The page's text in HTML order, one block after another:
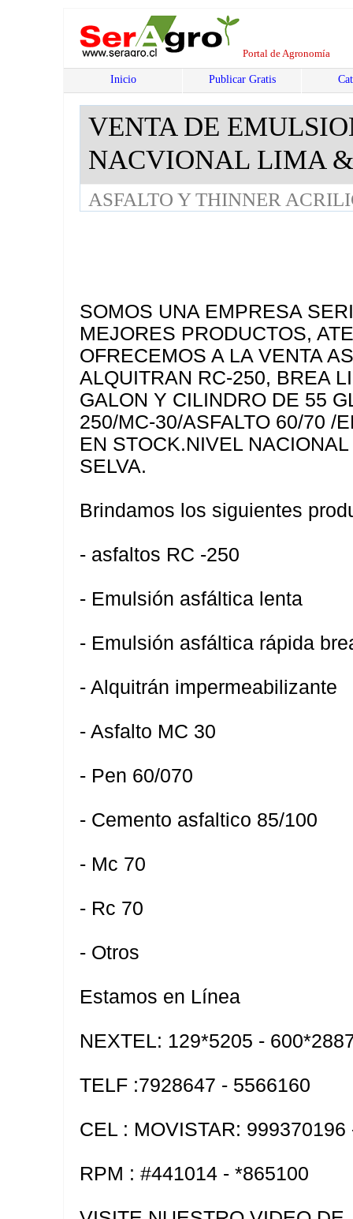
Portal de Agronomía
Inicio Publicar Gratis
VENTA DE
NACVIONAL LIMA
ASFALTO Y THINNER
SOMOS UNA EMPRESA
MEJORES PRODUCTOS,
OFRECEMOS A LA VENTA
ALQUITRAN RC-250, BREA
GALON Y CILINDRO DE 55
250/MC-30/ASFALTO 60/70 /
EN STOCK.NIVEL
SELVA.
Brindamos los siguientes
- asfaltos RC -250
- Emulsión asfáltica lenta
- Emulsión asfáltica rápida
- Alquitrán impermeabilizante
- Asfalto MC 30
- Pen 60/070
- Cemento asfaltico 85/100
- Mc 70
- Rc 70
- Otros
Estamos en Línea
NEXTEL: 129*5205 -
TELF :7928647 - 5566160
CEL : MOVISTAR:
RPM : #441014 - *865100